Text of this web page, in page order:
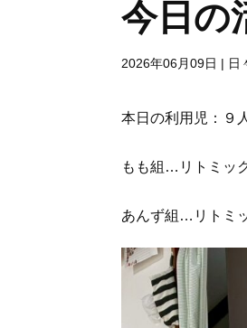
今日の
2026年06月09日 | 日
本日の利用児：９
もも組…リトミッ
あんず組…リトミ